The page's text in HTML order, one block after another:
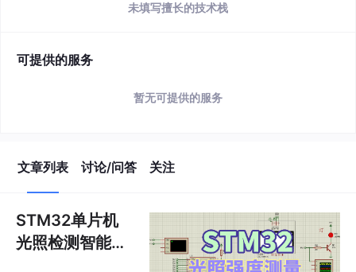
未填写擅长的技术栈
可提供的服务
暂无可提供的服务
文章列表 讨论/问答 关注
STM32单片机
光照检测智能调